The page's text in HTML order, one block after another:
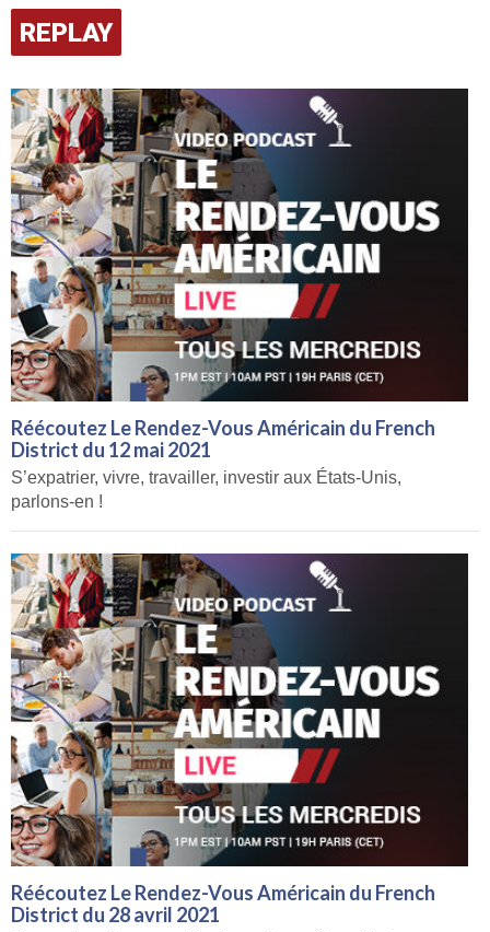
REPLAY
Réécoutez Le Rendez-Vous Américain du French
District du 12 mai 2021
S’expatrier, vivre, travailler, investir aux États-Unis,
parlons-en !
Réécoutez Le Rendez-Vous Américain du French
District du 28 avril 2021